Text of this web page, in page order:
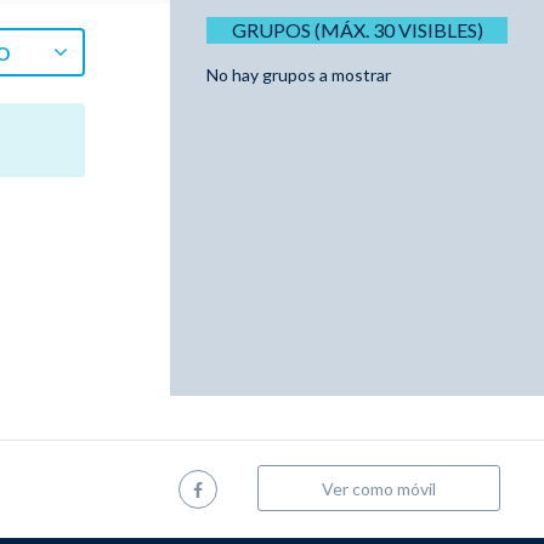
GRUPOS (MÁX. 30 VISIBLES)
No hay grupos a mostrar